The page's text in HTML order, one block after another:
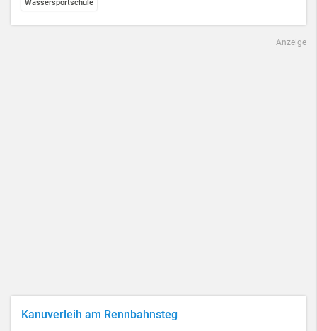
Wassersportschule
Anzeige
Kanuverleih am Rennbahnsteg